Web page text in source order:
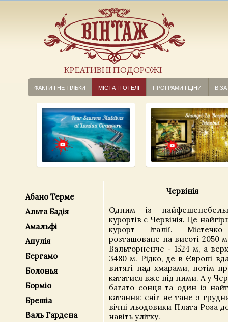
КРЕАТИВНІ ПОДОРОЖІ
ФАКТИ І НЕ ТІЛЬКИ МІСТА І ГОТЕЛІ ПРОГРАМИ І ЦІНИ ВІЗА
Абано Терме
Альта Бадія
Амальфі
Апулія
Бергамо
Болонья
Борміо
Брешіа
Валь Гардена
Червінія
Одним із
курортів є Червінія. Це
курорт Італії. Містечко
розташоване на висоті 2050
Вальторненче - 1524 м, а
3480 м. Рідко, де в Європі
витягі над хмарами, потім
кататися вже під ними. А у
багато сонця та один із
катання: сніг не тане з
вічні льодовики Плата Роза
навіть улітку.